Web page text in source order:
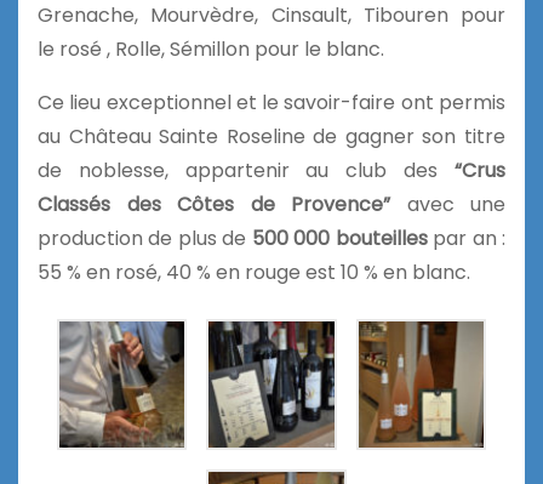
Grenache, Mourvèdre, Cinsault, Tibouren pour
le rosé , Rolle, Sémillon pour le blanc.
Ce lieu exceptionnel et le savoir-faire ont permis
au Château Sainte Roseline de gagner son titre
de noblesse, appartenir au club des “Crus
Classés des Côtes de Provence”avec une
production de plus de 500 000 bouteillespar an :
55 % en rosé, 40 % en rouge est 10 % en blanc.